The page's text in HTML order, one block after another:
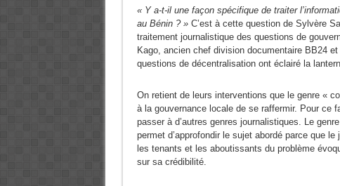
« Y a-t-il une façon spécifique de traiter
au Bénin ? »C’est à cette question de Sylvère
traitement journalistique des questions de
Kago, ancien chef division documentaire BB24
questions de décentralisation ont éclairé la
On retient de leurs interventions que le genre «
à la gouvernance locale de se raffermir. Pour ce
passer à d’autres genres journalistiques. Le
permet d’approfondir le sujet abordé parce que
les tenants et les aboutissants du problème
sur sa crédibilité.